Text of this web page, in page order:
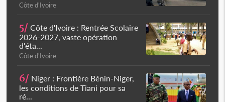
Côte d'Ivoire
5/ Côte d'Ivoire : Rentrée Scolaire
2026-2027, vaste opération
d'éta...
Côte d'Ivoire
6/ Niger : Frontière Bénin-Niger,
les conditions de Tiani pour sa
ré...